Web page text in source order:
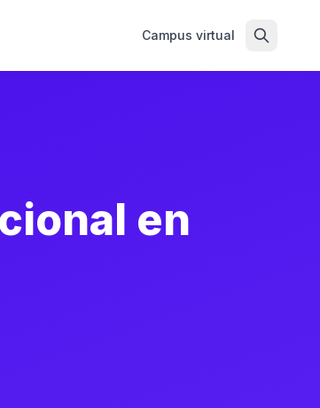
Campus virtual
en